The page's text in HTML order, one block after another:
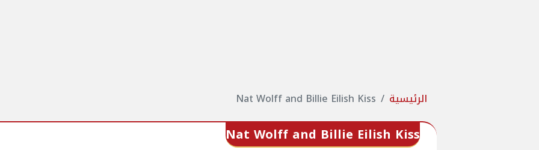
الرئيسية Nat Wolff and Billie Eilish Kiss
Nat Wolff and Billie Eilish Kiss